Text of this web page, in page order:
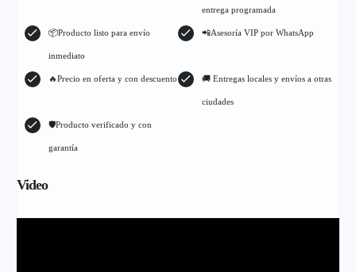
entrega programada
📦Producto listo para envío
inmediato
📲Asesoría VIP por WhatsApp
🔥Precio en oferta y con descuento 🚚 Entregas locales y envíos a otras
ciudades
🛡Producto verificado y con
garantía
Video